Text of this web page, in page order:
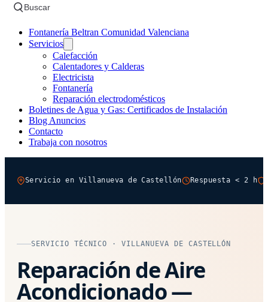
Buscar
Fontanería Beltran Comunidad Valenciana
Servicios
Calefacción
Calentadores y Calderas
Electricista
Fontanería
Reparación electrodomésticos
Boletines de Agua y Gas: Certificados de Instalación
Blog Anuncios
Contacto
Trabaja con nosotros
Servicio en Villanueva de Castellón Respuesta < 2 h
SERVICIO TÉCNICO · VILLANUEVA DE CASTELLÓN
Reparación de Aire
Acondicionado —